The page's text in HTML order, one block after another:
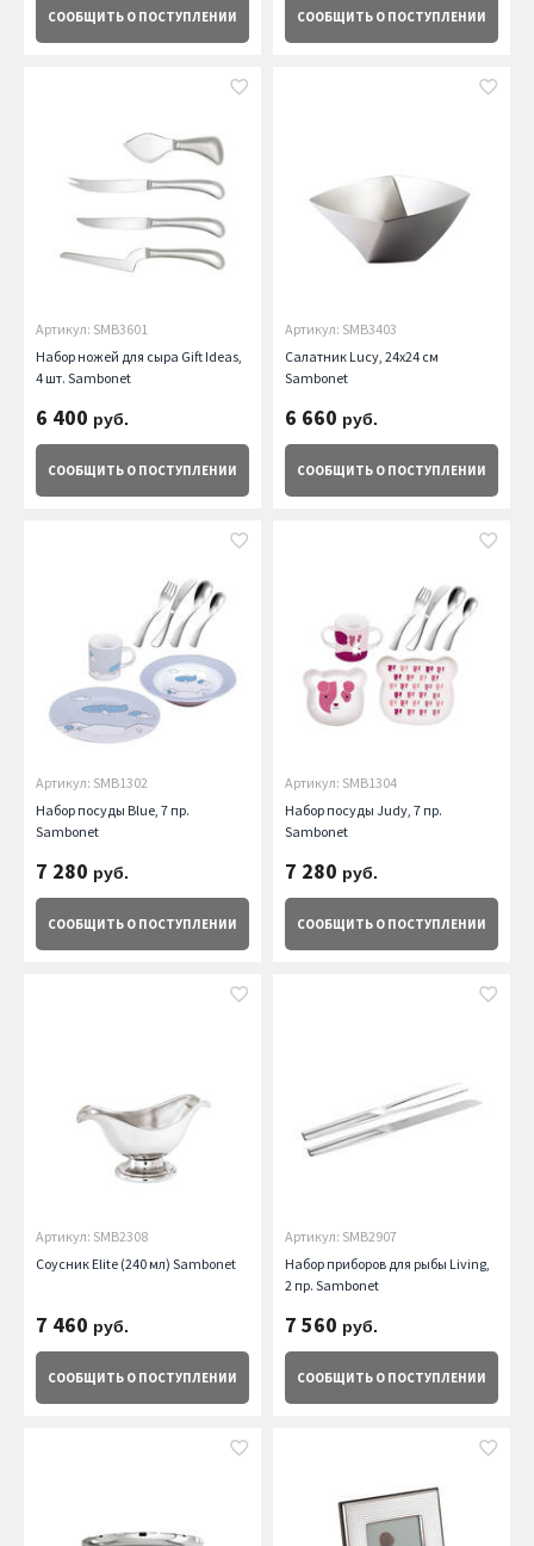
СООБЩИТЬ О ПОСТУПЛЕНИИ СООБЩИТЬ О ПОСТУПЛЕНИИ
Артикул: SMB3601
Набор ножей для сыра Gift Ideas,
4 шт. Sambonet
6 400 руб.
СООБЩИТЬ О ПОСТУПЛЕНИИ
Артикул: SMB3403
Салатник Lucy, 24х24 см
Sambonet
6 660 руб.
СООБЩИТЬ О ПОСТУПЛЕНИИ
Артикул: SMB1302
Набор посуды Blue, 7 пр.
Sambonet
7 280 руб.
СООБЩИТЬ О ПОСТУПЛЕНИИ
Артикул: SMB1304
Набор посуды Judy, 7 пр.
Sambonet
7 280 руб.
СООБЩИТЬ О ПОСТУПЛЕНИИ
Артикул: SMB2308
Соусник Elite (240 мл) Sambonet
7 460 руб.
СООБЩИТЬ О ПОСТУПЛЕНИИ
Артикул: SMB2907
Набор приборов для рыбы Living,
2 пр. Sambonet
7 560 руб.
СООБЩИТЬ О ПОСТУПЛЕНИИ